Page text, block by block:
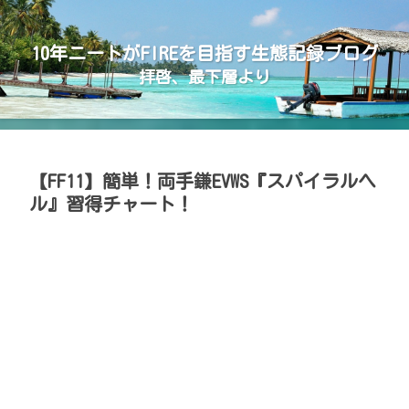
10年ニートがFIREを目指す生態記録ブログ
拝啓、最下層より
【FF11】簡単！両手鎌EVWS『スパイラルヘ
ル』習得チャート！